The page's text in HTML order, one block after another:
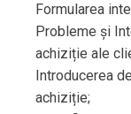
Formularea
Probleme și
achiziție ale
Introducerea
achiziție;